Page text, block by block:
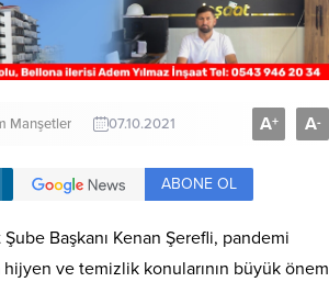
Manşetler 07.10.2021 A+ A-
ABONE OL
Başkanı Kenan Şerefli, pandemi
ve temizlik konularının büyük önem